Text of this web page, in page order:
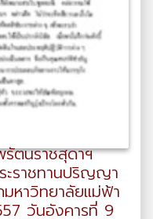
รัตนราชสุดาฯ
ะราชทานปริญญา
มหาวิทยาลัยแม่ฟ้า
วันอังคารที่ 9